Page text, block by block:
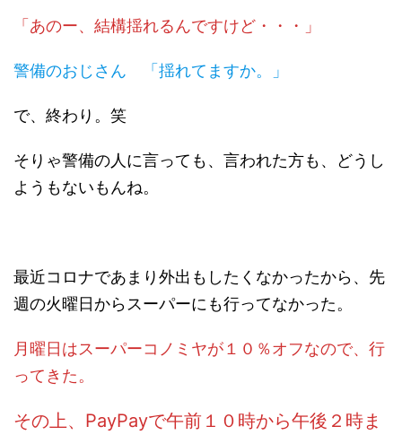
「あのー、結構揺れるんですけど・・・」
警備のおじさん 「揺れてますか。」
で、終わり。笑
そりゃ警備の人に言っても、言われた方も、どうし
ようもないもんね。
最近コロナであまり外出もしたくなかったから、先
週の火曜日からスーパーにも行ってなかった。
月曜日はスーパーコノミヤが１０％オフなので、行
ってきた。
その上、PayPayで午前１０時から午後２時ま